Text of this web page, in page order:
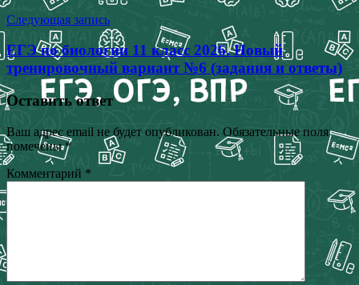
Следующая запись
ЕГЭ по биологии 11 класс 2026. Новый
тренировочный вариант №6 (задания и ответы)
Оставить ответ
Ваш адрес email не будет опубликован. Обязательные поля
помечены*
Комментарий *